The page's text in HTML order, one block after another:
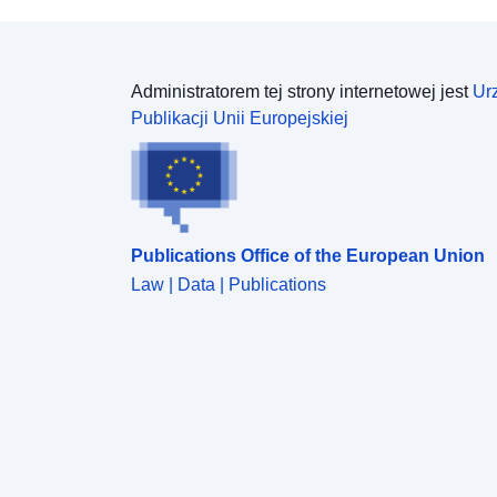
Administratorem tej strony internetowej jest
Publikacji Unii Europejskiej
Publications Office of the European Union
Law | Data | Publications